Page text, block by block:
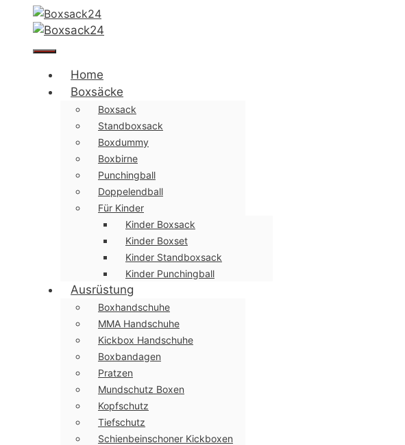
springen
Menü
Home
Boxsäcke
Boxsack
Standboxsack
Boxdummy
Boxbirne
Punchingball
Doppelendball
Für Kinder
Kinder Boxsack
Kinder Boxset
Kinder Standboxsack
Kinder Punchingball
Ausrüstung
Boxhandschuhe
MMA Handschuhe
Kickbox Handschuhe
Boxbandagen
Pratzen
Mundschutz Boxen
Kopfschutz
Tiefschutz
Schienbeinschoner Kickboxen